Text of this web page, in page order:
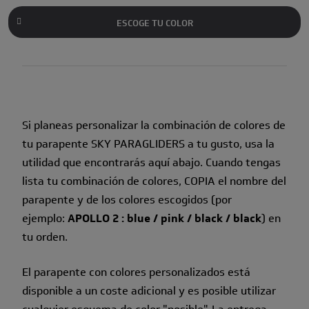
ESCOGE TU COLOR
Si planeas personalizar la combinación de colores de
tu parapente SKY PARAGLIDERS a tu gusto, usa la
utilidad que encontrarás aquí abajo. Cuando tengas
lista tu combinación de colores, COPIA el nombre del
parapente y de los colores escogidos (por
ejemplo: APOLLO 2 : blue / pink / black / black) en
tu orden.
El parapente con colores personalizados está
disponible a un coste adicional y es posible utilizar